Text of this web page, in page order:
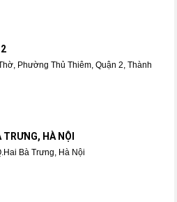
Phường Thủ Thiêm, Quận 2, Thành
HÀ NỘI
Bà Trưng, Hà Nội